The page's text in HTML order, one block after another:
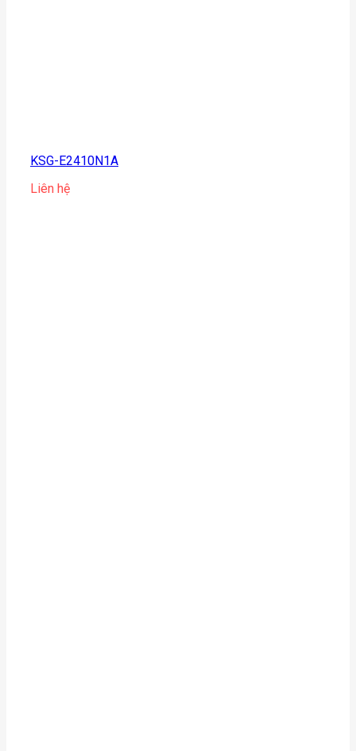
KSG-E2410N1A
Liên hệ